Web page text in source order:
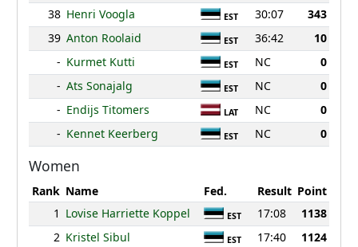
38 Henri Voogla EST 30:07
343
39 Anton Roolaid EST 36:42
10
- Kurmet Kutti EST NC
0
- Ats Sonajalg EST NC
0
- Endijs Titomers LAT NC
0
- Kennet Keerberg EST NC 0
Women
Rank Name Fed. Result Point
1 Lovise Harriette Koppel EST 17:08
1138
2 Kristel Sibul EST 17:40
1124